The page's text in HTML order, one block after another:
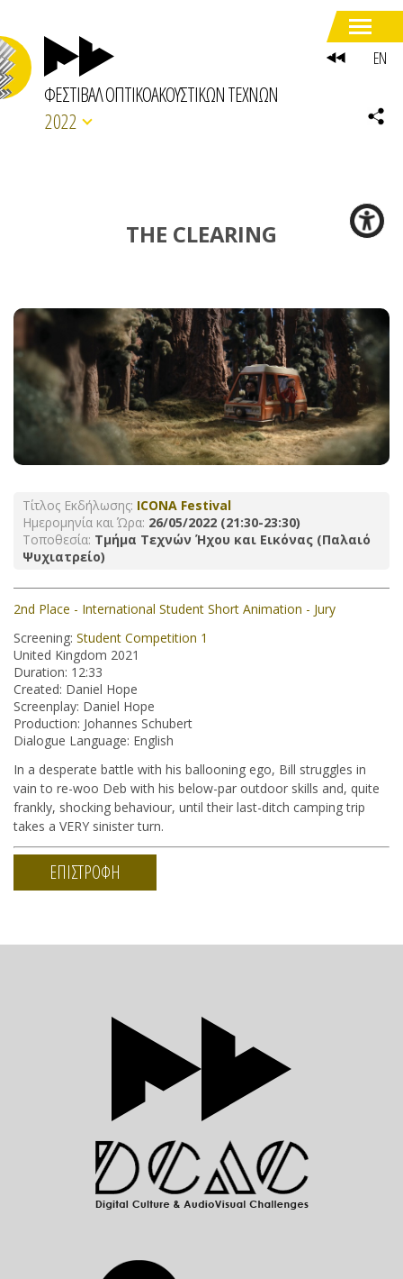
ΦΕΣΤΙΒΑΛ ΟΠΤΙΚΟΑΚΟΥΣΤΙΚΩΝ ΤΕΧΝΩΝ
2022
THE CLEARING
Τίτλος Εκδήλωσης: ICONA Festival
Ημερομηνία και Ώρα: 26/05/2022 (21:30-23:30)
Τοποθεσία: Τμήμα Τεχνών Ήχου και Εικόνας (Παλαιό
Ψυχιατρείο)
2nd Place - International Student Short Animation - Jury
Screening: Student Competition 1
United Kingdom 2021
Duration: 12:33
Created: Daniel Hope
Screenplay: Daniel Hope
Production: Johannes Schubert
Dialogue Language: English
In a desperate battle with his ballooning ego, Bill struggles in
vain to re-woo Deb with his below-par outdoor skills and, quite
frankly, shocking behaviour, until their last-ditch camping trip
takes a VERY sinister turn.
ΕΠΙΣΤΡΟΦΗ
EN